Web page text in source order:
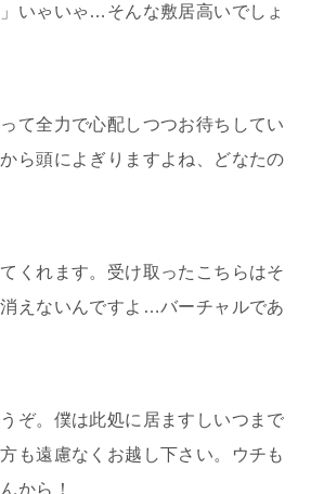
いゃいゃ…そんな敷居高いでしょ
て全力で心配しつつお待ちしてい
ら頭によぎりますよね、どなたの
くれます。受け取ったこちらはそ
えないんですよ…バーチャルであ
ぞ。僕は此処に居ますしいつまで
も遠慮なくお越し下さい。ウチも
から！